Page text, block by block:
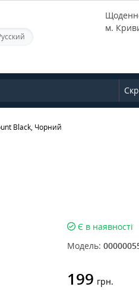
м.
Black, Чорний
Є в наявності
Модель:
199 грн.